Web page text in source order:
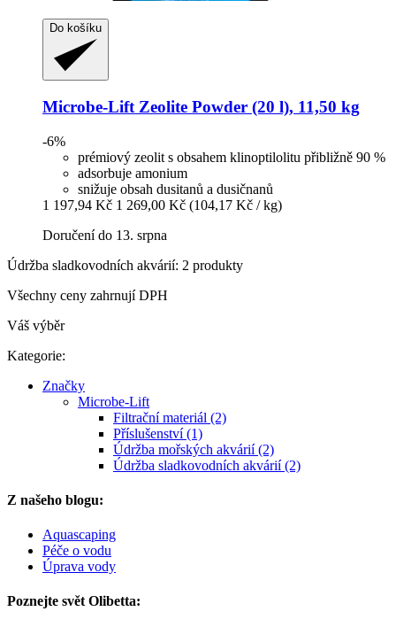
Do košíku
Microbe-Lift Zeolite Powder (20 l), 11,50 kg
-6%
prémiový zeolit s obsahem klinoptilolitu přibližně 90 %
adsorbuje amonium
snižuje obsah dusitanů a dusičnanů
1 197,94 Kč 1 269,00 Kč (104,17 Kč / kg)
Doručení do 13. srpna
Údržba sladkovodních akvárií: 2 produkty
Všechny ceny zahrnují DPH
Váš výběr
Kategorie:
Značky
Microbe-Lift
Filtrační materiál (2)
Příslušenství (1)
Údržba mořských akvárií (2)
Údržba sladkovodních akvárií (2)
Z našeho blogu:
Aquascaping
Péče o vodu
Úprava vody
Poznejte svět Olibetta: